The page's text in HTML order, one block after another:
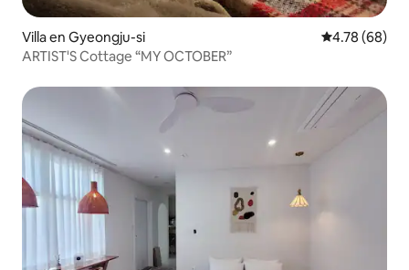
Villa en Gyeongju-si Calificación
4.78 (68)
ARTIST'S Cottage “MY OCTOBER”